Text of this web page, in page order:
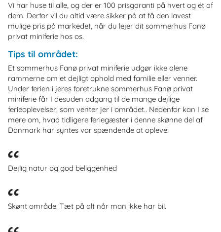
Vi har huse til alle, og der er 100 prisgaranti på hvert og ét af
dem. Derfor vil du altid være sikker på at få den lavest
mulige pris på markedet, når du lejer dit sommerhus Fanø
privat miniferie hos os.
Tips til området:
Et sommerhus Fanø privat miniferie udgør ikke alene
rammerne om et dejligt ophold med familie eller venner.
Under ferien i jeres foretrukne sommerhus Fanø privat
miniferie får I desuden adgang til de mange dejlige
ferieoplevelser, som venter jer i området.. Nedenfor kan I se
mere om, hvad tidligere feriegæster i denne skønne del af
Danmark har syntes var spændende at opleve:
Dejlig natur og god beliggenhed
Skønt område. Tæt på alt når man ikke har bil.